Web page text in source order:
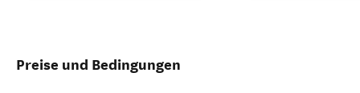
Preise und Bedingungen